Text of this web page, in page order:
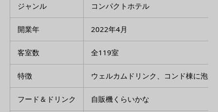
ジャンル コンパクトホテル
開業年 2022年4月
客室数 全119室
特徴 ウェルカムドリンク、コンド棟に泡
フード＆ドリンク 自販機くらいかな